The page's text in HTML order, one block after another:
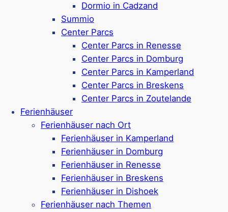
Dormio in Cadzand
Summio
Center Parcs
Center Parcs in Renesse
Center Parcs in Domburg
Center Parcs in Kamperland
Center Parcs in Breskens
Center Parcs in Zoutelande
Ferienhäuser
Ferienhäuser nach Ort
Ferienhäuser in Kamperland
Ferienhäuser in Domburg
Ferienhäuser in Renesse
Ferienhäuser in Breskens
Ferienhäuser in Dishoek
Ferienhäuser nach Themen
Ferienpark inRenesse
Ferienhäuser & Camping
Hunde in einigen Unterkünften erlaubt
Hallenbad, Spielplatz mit Trampolin
3 km bis zum Strand
Sportplätze & Radverleih
Naturwiese mit Schafen
Google Rezensionen:
Bewertungen)
Mehr ansehen*
Molecaten Park Waterdunen